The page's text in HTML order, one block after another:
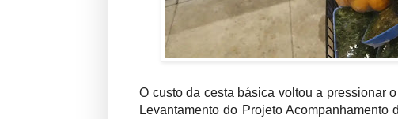
O custo da cesta básica voltou a pressionar
Levantamento do Projeto